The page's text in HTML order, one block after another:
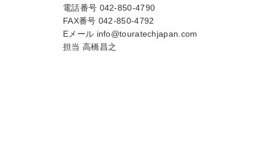
電話番号 042-850-4790
FAX番号 042-850-4792
Eメール info@touratechjapan.com
担当 高橋昌之